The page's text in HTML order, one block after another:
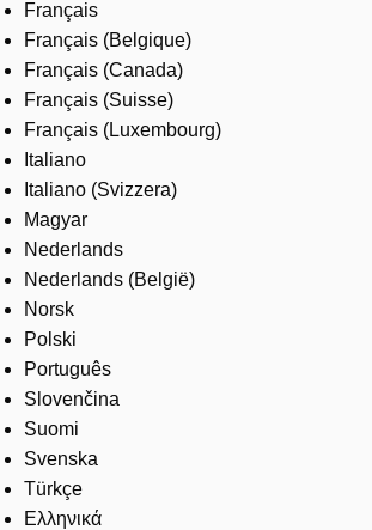
Français
Français (Belgique)
Français (Canada)
Français (Suisse)
Français (Luxembourg)
Italiano
Italiano (Svizzera)
Magyar
Nederlands
Nederlands (België)
Norsk
Polski
Português
Slovenčina
Suomi
Svenska
Türkçe
Ελληνικά